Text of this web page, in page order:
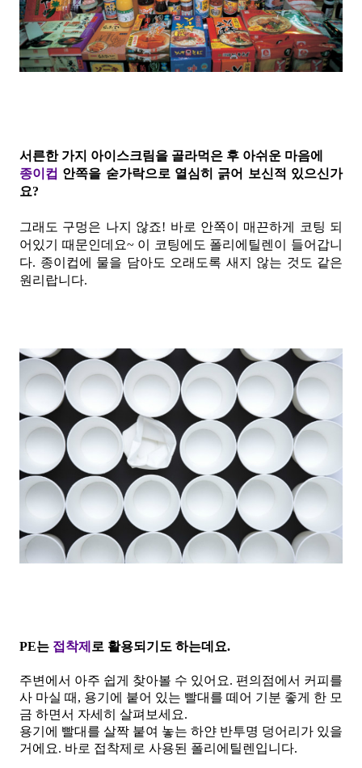
서른한 가지 아이스크림을 골라먹은 후 아쉬운 마음에
종이컵 안쪽을 숟가락으로 열심히 긁어 보신적 있으신가
요?
그래도 구멍은 나지 않죠! 바로 안쪽이 매끈하게 코팅 되
어있기 때문인데요~ 이 코팅에도 폴리에틸렌이 들어갑니
다. 종이컵에 물을 담아도 오래도록 새지 않는 것도 같은
원리랍니다.
PE는 접착제 로 활용되기도 하는데요.
주변에서 아주 쉽게 찾아볼 수 있어요. 편의점에서 커피를
사 마실 때, 용기에 붙어 있는 빨대를 떼어 기분 좋게 한 모
금 하면서 자세히 살펴보세요.
용기에 빨대를 살짝 붙여 놓는 하얀 반투명 덩어리가 있을
거에요. 바로 접착제로 사용된 폴리에틸렌입니다.